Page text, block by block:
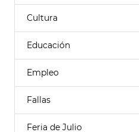
Cultura
Educación
Empleo
Fallas
Feria de Julio